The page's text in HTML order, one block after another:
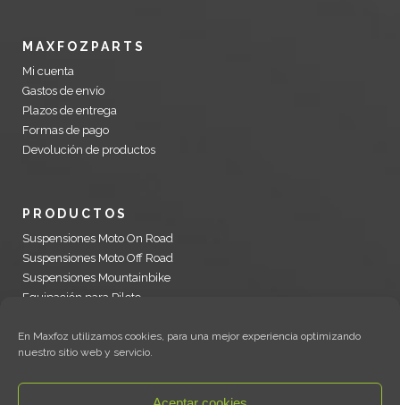
En Maxfoz utilizamos cookies, para una mejor experiencia optimizando
nuestro sitio web y servicio.
MAXFOZPARTS
Mi cuenta
Gastos de envío
Plazos de entrega
Formas de pago
Devolución de productos
PRODUCTOS
Suspensiones Moto On Road
Suspensiones Moto Off Road
Suspensiones Mountainbike
Equipación para Piloto
WORKSHOP